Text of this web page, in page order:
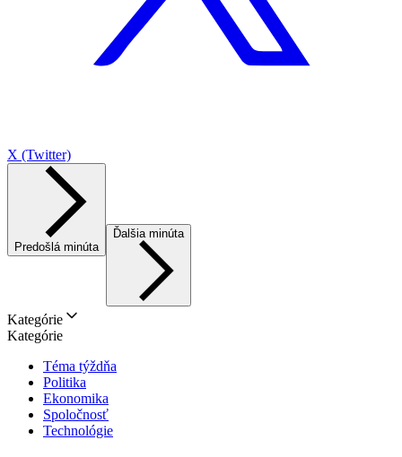
X (Twitter)
Predošlá minúta
Ďalšia minúta
Kategórie
Kategórie
Téma týždňa
Politika
Ekonomika
Spoločnosť
Technológie